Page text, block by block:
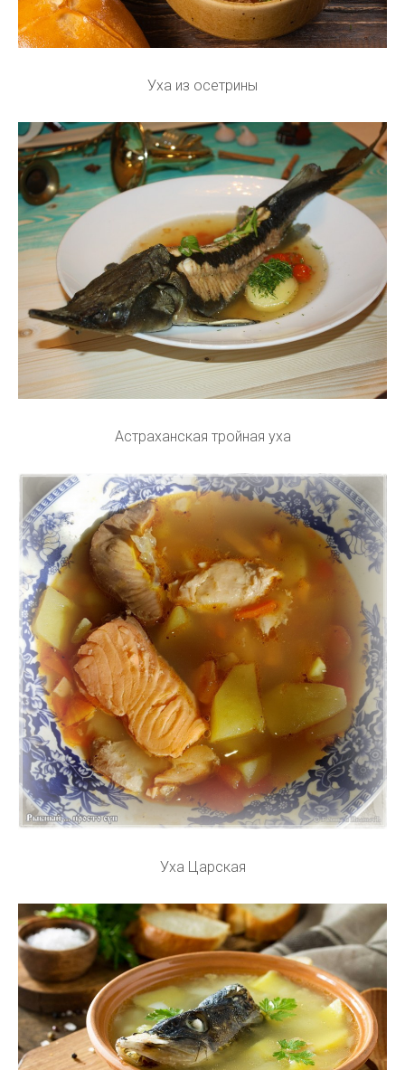
Уха из осетрины
Астраханская тройная уха
Уха Царская